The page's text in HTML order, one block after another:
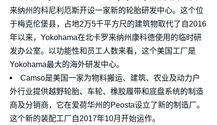
来纳州的科尼利厄斯开设一家新的轮胎研发中心。这个位
于梅克伦堡县，占地2万5千平方尺的建筑物取代了自2016
年以来，Yokohama在北卡罗来纳州康科德使用的临时研
发办公室。以功能性和员工人数来看，这个美国工厂是
Yokohama最大的海外研发中心。
Camso是美国一家为物料搬运、建筑、农业及动力户
外行业提供越野轮胎、车轮、橡胶履带和底盘系统的制造
商及分销商，它在爱荷华州的Peosta设立了新的制造厂。
这个新的装配工厂自2017年10月开始运作。